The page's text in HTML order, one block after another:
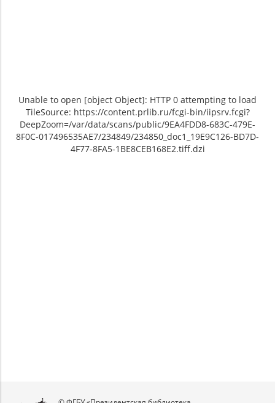
Unable to open [object Object]: HTTP 0 attempting to load
TileSource: https://content.prlib.ru/fcgi-bin/iipsrv.fcgi?
DeepZoom=/var/data/scans/public/9EA4FDD8-683C-479E-
8F0C-017496535AE7/234849/234850_doc1_19E9C126-BD7D-
4F77-8FA5-1BE8CEB168E2.tiff.dzi